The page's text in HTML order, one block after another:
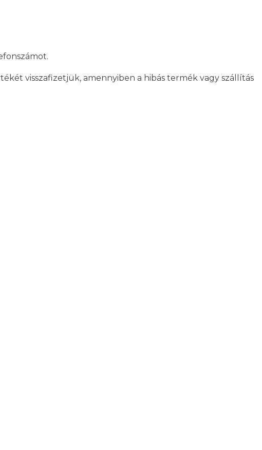
visszafizetjük, amennyiben a hibás termék vagy szállítás